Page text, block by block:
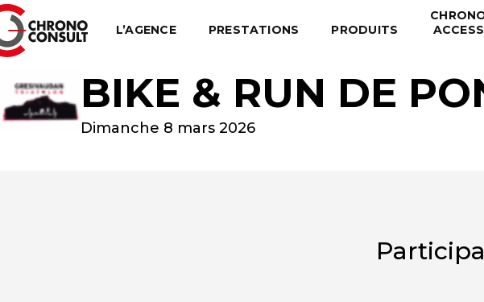
L’AGENCE PRESTATIONS PRODUITS
ACCESS
BIKE & RUN DE
Dimanche 8 mars 2026